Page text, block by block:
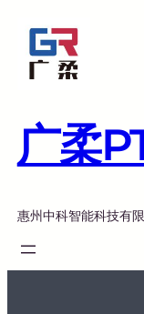
广柔
惠州中科智能科技有